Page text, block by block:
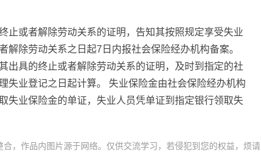
止或者解除劳动关系的证明，告知其按照规定享受失业
除劳动关系之日起7日内报社会保险经办机构备案。
出具的终止或者解除劳动关系的证明，及时到指定的社
失业登记之日起计算。 失业保险金由社会保险经办机构
失业保险金的单证，失业人员凭单证到指定银行领取失
，作品内图片源于网络。仅供交流学习，若侵犯到您的权益，烦请